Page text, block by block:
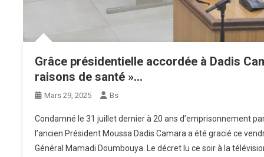
Grâce présidentielle accordée à Dadis
raisons de santé »…
Mars 29, 2025 Bs
Condamné le 31 juillet dernier à 20 ans d’emprisonnement
l’ancien Président Moussa Dadis Camara a été gracié ce
Général Mamadi Doumbouya. Le décret lu ce soir à la